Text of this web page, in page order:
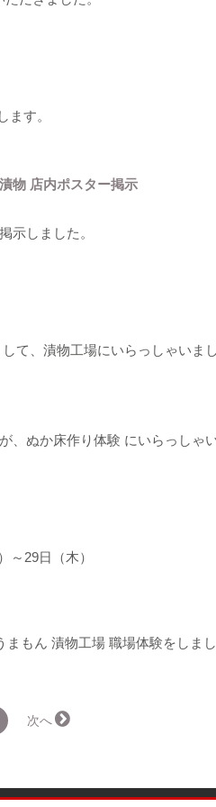
す。
物 店内ポスター掲示
示しました。
て、漬物工場にいらっしゃいま
、ぬか床作り体験 にいらっしゃ
～29日（木）
もん 漬物工場 職場体験をしま
次へ →